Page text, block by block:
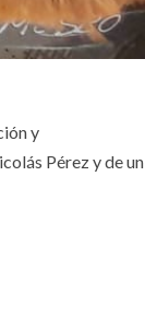
y
Pérez y de un